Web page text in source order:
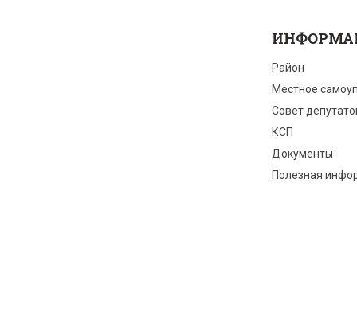
Район
Местное
Совет
КСП
Документы
Полезная